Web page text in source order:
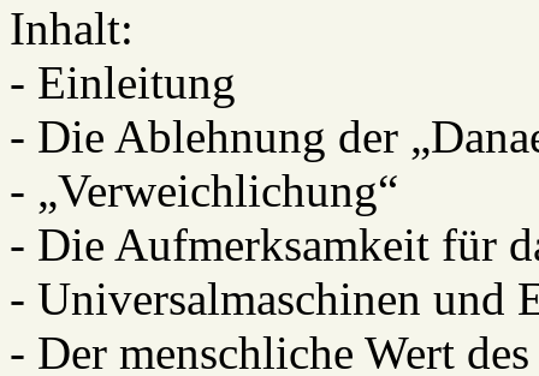
Inhalt:
- Einleitung
- Die Ablehnung der
- „Verweichlichung“
- Die Aufmerksamkeit für
- Universalmaschinen und
- Der menschliche Wert